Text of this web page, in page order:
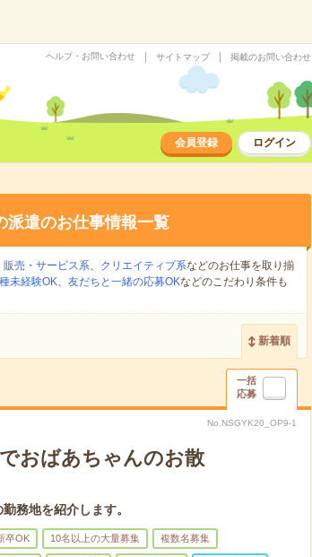
ヘルプ・お問い合わせ サイトマップ 掲載のお問い合わせ
会員登録 ログイン
派遣のお仕事情報一覧
販売・サービス系、 クリエイティブ系などのお仕事を取り揃
未経験OK、 友だちと一緒の応募OKなどのこだわり条件も
新着順
一括
応募
No.NSGYK20_OP9-1
おばあちゃんのお散
務地を紹介します。
卒OK 10名以上の大量募集 複数名募集